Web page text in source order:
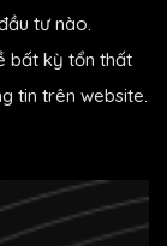
tư nào.
bất kỳ tổn thất
tin trên website.